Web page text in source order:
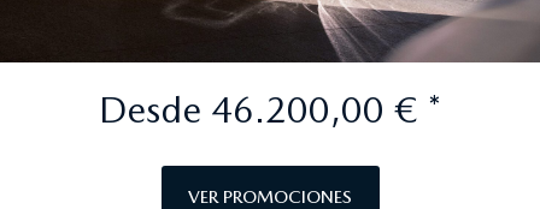
Desde 46.200,00 € *
VER PROMOCIONES